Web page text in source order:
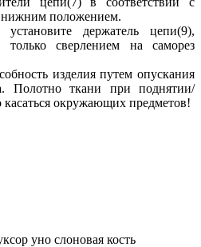
положением.
держатель цепи(9),
только сверлением на саморез
изделия путем опускания
Полотно ткани при поднятии/
окружающих предметов!
уно слоновая кость